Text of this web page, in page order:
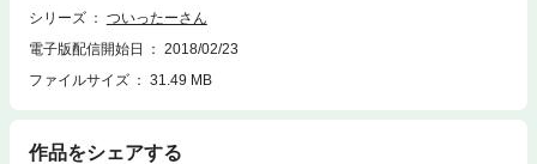
シリーズ
ついったーさん
電子版配信開始日
2018/02/23
ファイルサイズ
31.49 MB
作品をシェアする